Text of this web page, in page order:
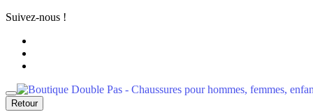
Suivez-nous !
Retour